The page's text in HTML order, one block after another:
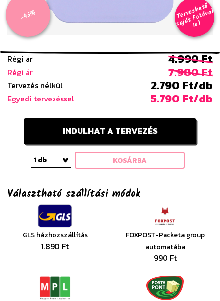
-45% T
er
v
e
z
h
e
t
ő
s
aj
á
t
f
o
t
ó
v
al
i
s
!
Régi ár 4.990 Ft
Régi ár 7.980 Ft
Tervezés nélkül 2.790 Ft/db
Egyedi tervezéssel 5.790 Ft/db
INDULHAT A TERVEZÉS
1 db KOSÁRBA
Választható szállítási módok
GLS házhozszállítás
1.890 Ft
FOXPOST-Packeta group
automatába
990 Ft